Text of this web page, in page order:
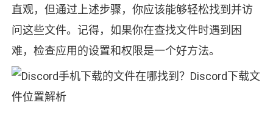
直观，但通过上述步骤，你应该能够轻松找到并访
问这些文件。记得，如果你在查找文件时遇到困
难，检查应用的设置和权限是一个好方法。